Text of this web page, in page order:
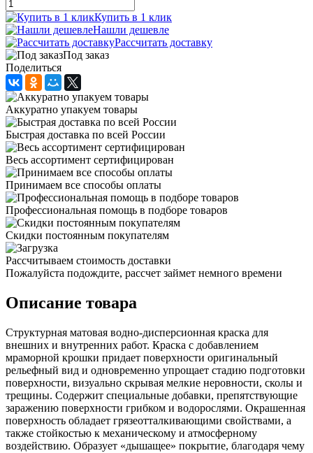
Купить в 1 клик
Нашли дешевле
Рассчитать доставку
Под заказ
Поделиться
Аккуратно упакуем товары
Быстрая доставка по всей России
Весь ассортимент сертифицирован
Принимаем все способы оплаты
Профессиональная помощь в подборе товаров
Скидки постоянным покупателям
Рассчитываем стоимость доставки
Пожалуйста подождите, рассчет займет немного времени
Описание товара
Структурная матовая водно-дисперсионная краска для
внешних и внутренних работ. Краска с добавлением
мраморной крошки придает поверхности оригинальный
рельефный вид и одновременно упрощает стадию подготовки
поверхности, визуально скрывая мелкие неровности, сколы и
трещины. Содержит специальные добавки, препятствующие
заражению поверхности грибком и водорослями. Окрашенная
поверхность обладает грязеотталкивающими свойствами, а
также стойкостью к механическому и атмосферному
воздействию. Образует «дышащее» покрытие, благодаря чему